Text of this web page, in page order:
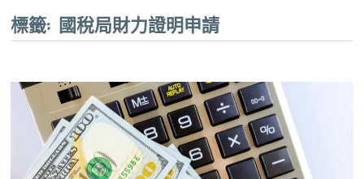
標籤: 國稅局財力證明申請